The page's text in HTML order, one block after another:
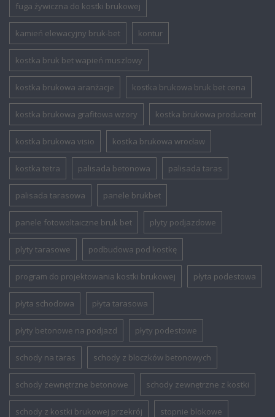
fuga żywiczna do kostki brukowej
kamień elewacyjny bruk-bet kontur
kostka bruk bet wapień muszlowy
kostka brukowa aranżacje kostka brukowa bruk bet cena
kostka brukowa grafitowa wzory kostka brukowa producent
kostka brukowa visio kostka brukowa wrocław
kostka tetra palisada betonowa palisada taras
palisada tarasowa panele brukbet
panele fotowoltaiczne bruk bet plyty podjazdowe
plyty tarasowe podbudowa pod kostkę
program do projektowania kostki brukowej płyta podestowa
płyta schodowa płyta tarasowa
płyty betonowe na podjazd płyty podestowe
schody na taras schody z bloczków betonowych
schody zewnętrzne betonowe schody zewnętrzne z kostki
schody z kostki brukowej przekrój stopnie blokowe